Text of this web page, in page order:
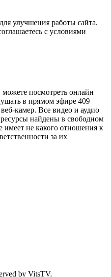
улучшения работы сайта.
с условиями
посмотреть онлайн
в прямом эфире 409
камер. Все видео и аудио
найдены в свободном
имеет не какого отношения к
за их
by VitsTV.